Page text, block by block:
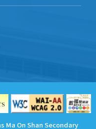
Ma On Shan Secondary